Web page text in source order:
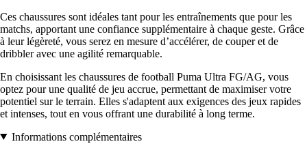
Ces chaussures sont idéales tant pour les entraînements que pour les
matchs, apportant une confiance supplémentaire à chaque geste. Grâce
à leur légèreté, vous serez en mesure d’accélérer, de couper et de
dribbler avec une agilité remarquable.
En choisissant les chaussures de football Puma Ultra FG/AG, vous
optez pour une qualité de jeu accrue, permettant de maximiser votre
potentiel sur le terrain. Elles s'adaptent aux exigences des jeux rapides
et intenses, tout en vous offrant une durabilité à long terme.
Informations complémentaires